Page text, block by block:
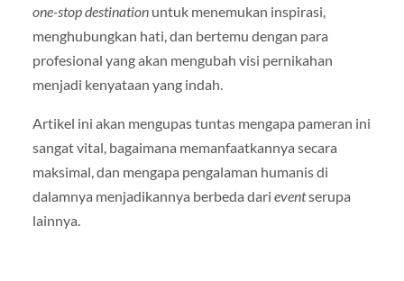
one-stop destinationuntuk menemukan inspirasi,
menghubungkan hati, dan bertemu dengan para
profesional yang akan mengubah visi pernikahan
menjadi kenyataan yang indah.
Artikel ini akan mengupas tuntas mengapa pameran ini
sangat vital, bagaimana memanfaatkannya secara
maksimal, dan mengapa pengalaman humanis di
dalamnya menjadikannya berbeda dari eventserupa
lainnya.